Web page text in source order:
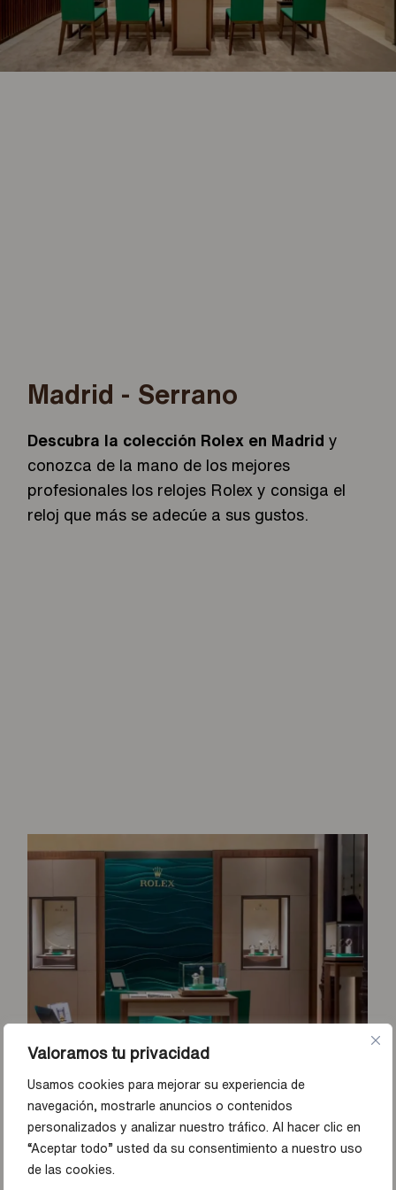
Valoramos tu privacidad
Usamos cookies para mejorar su experiencia de
navegación, mostrarle anuncios o contenidos
personalizados y analizar nuestro tráfico. Al hacer clic en
“Aceptar todo” usted da su consentimiento a nuestro uso
de las cookies.
Madrid - Serrano
Descubra la colección Rolex en Madrid y
conozca de la mano de los mejores
profesionales los relojes Rolex y consiga el
reloj que más se adecúe a sus gustos.